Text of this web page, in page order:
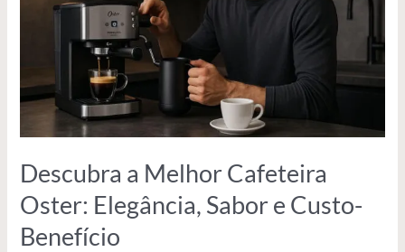
Descubra a Melhor Cafeteira
Oster: Elegância, Sabor e Custo-
Benefício
Elegância,
Benefício